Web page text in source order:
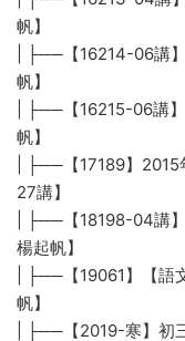
帆】
| ├──【16214-06講
帆】
| ├──【16215-06講
帆】
| ├──【17189】
27講】
| ├──【18198-04講
楊起帆】
| ├──【19061】【語
帆】
| ├──【2019-寒】初